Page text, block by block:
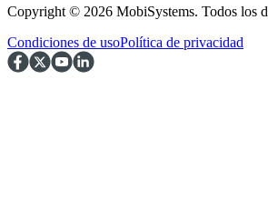
Copyright © 2026 MobiSystems. Todos los
Condiciones de usoPolítica de privacidad